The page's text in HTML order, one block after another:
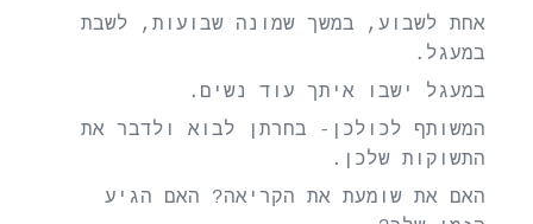
אחת לשבוע, במשך שמונה שבועות, לשבת
במעגל.
במעגל ישבו איתך עוד נשים.
המשותף לכולכן- בחרתן לבוא ולדבר את
התשוקות שלכן.
האם את שומעת את הקריאה? האם הגיע